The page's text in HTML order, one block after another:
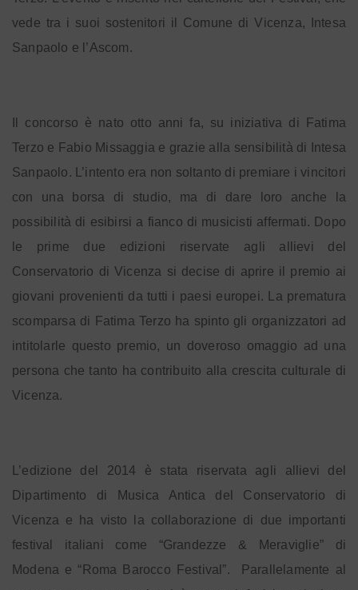
vede tra i suoi sostenitori il Comune di Vicenza, Intesa
Sanpaolo e l’Ascom.
Il concorso è nato otto anni fa, su iniziativa di Fatima
Terzo e Fabio Missaggia e grazie alla sensibilità di Intesa
Sanpaolo. L’intento era non soltanto di premiare i vincitori
con una borsa di studio, ma di dare loro anche la
possibilità di esibirsi a fianco di musicisti affermati. Dopo
le prime due edizioni riservate agli allievi del
Conservatorio di Vicenza si decise di aprire il premio ai
giovani provenienti da tutti i paesi europei. La prematura
scomparsa di Fatima Terzo ha spinto gli organizzatori ad
intitolarle questo premio, un doveroso omaggio ad una
persona che tanto ha contribuito alla crescita culturale di
Vicenza.
L’edizione del 2014 è stata riservata agli allievi del
Dipartimento di Musica Antica del Conservatorio di
Vicenza e ha visto la collaborazione di due importanti
festival italiani come “Grandezze & Meraviglie” di
Modena e “Roma Barocco Festival”.
Parallelamente al